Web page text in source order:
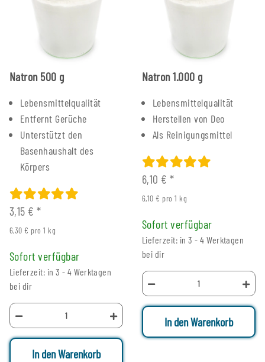
Natron 500 g
Lebensmittelqualität
Entfernt Gerüche
Unterstützt den
Basenhaushalt des
Körpers
3,15 €*
6,30 € pro 1 kg
Sofort verfügbar
Lieferzeit: in 3 - 4 Werktagen
bei dir
In den Warenkorb
Natron 1.000 g
Lebensmittelqualität
Herstellen von Deo
Als Reinigungsmittel
6,10 €*
6,10 € pro 1 kg
Sofort verfügbar
Lieferzeit: in 3 - 4 Werktagen
bei dir
In den Warenkorb